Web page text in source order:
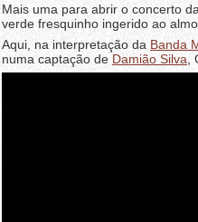
Mais uma para abrir o concerto
verde fresquinho ingerido ao
Aqui, na interpretação da Banda
numa captação de Damião Silva